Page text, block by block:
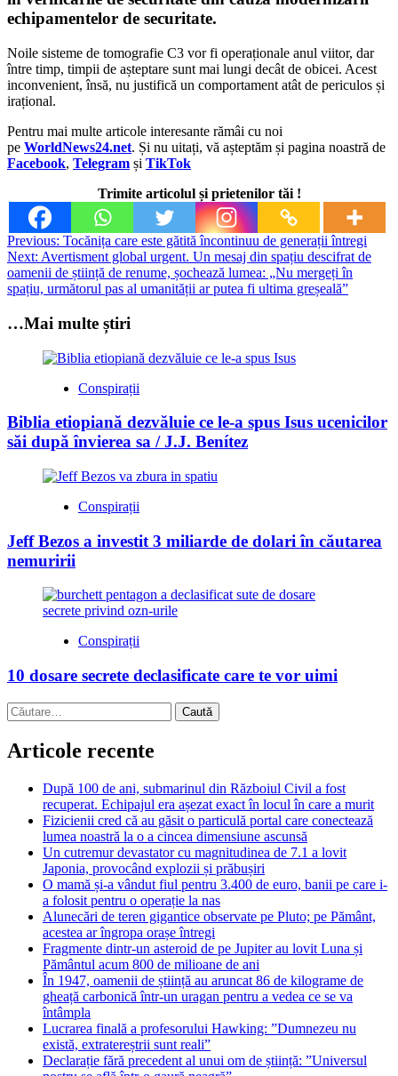
echipamentelor de securitate.
Noile sisteme de tomografie C3 vor fi operaționale anul viitor, dar
între timp, timpii de așteptare sunt mai lungi decât de obicei. Acest
inconvenient, însă, nu justifică un comportament atât de periculos și
irațional.
Pentru mai multe articole interesante rămâi cu noi
pe WorldNews24.net. Și nu uitați, vă așteptăm și pagina noastră de
Facebook, Telegram și TikTok
Trimite articolul și prietenilor tăi !
Post
navigation
Previous: Tocănița care este gătită încontinuu de generații întregi
Next: Avertisment global urgent. Un mesaj din spațiu descifrat de
oamenii de știință de renume, șochează lumea: „Nu mergeți în
spațiu, următorul pas al umanității ar putea fi ultima greșeală”
…Mai multe știri
Conspirații
Biblia etiopiană dezvăluie ce le-a spus Isus ucenicilor
săi după învierea sa / J.J. Benítez
Conspirații
Jeff Bezos a investit 3 miliarde de dolari în căutarea
nemuririi
Conspirații
10 dosare secrete declasificate care te vor uimi
Caută
după:
Articole recente
După 100 de ani, submarinul din Războiul Civil a fost
recuperat. Echipajul era așezat exact în locul în care a murit
Fizicienii cred că au găsit o particulă portal care conectează
lumea noastră la o a cincea dimensiune ascunsă
Un cutremur devastator cu magnitudinea de 7.1 a lovit
Japonia, provocând explozii și prăbușiri
O mamă și-a vândut fiul pentru 3.400 de euro, banii pe care i-
a folosit pentru o operație la nas
Alunecări de teren gigantice observate pe Pluto; pe Pământ,
acestea ar îngropa orașe întregi
Fragmente dintr-un asteroid de pe Jupiter au lovit Luna și
Pământul acum 800 de milioane de ani
În 1947, oamenii de știință au aruncat 86 de kilograme de
gheață carbonică într-un uragan pentru a vedea ce se va
întâmpla
Lucrarea finală a profesorului Hawking: ”Dumnezeu nu
există, extratereștrii sunt reali”
Declarație fără precedent al unui om de știință: ”Universul